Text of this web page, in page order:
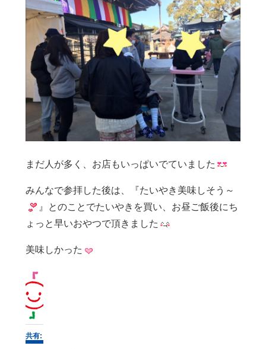
まだ人が多く、お店もいっぱいでていました
みんなで参拝した後は、『たいやき美味しそう～
』とのことでたいやきを買い、お昼ご飯後にち
ょっと早いおやつで頂きました
美味しかった
共有: